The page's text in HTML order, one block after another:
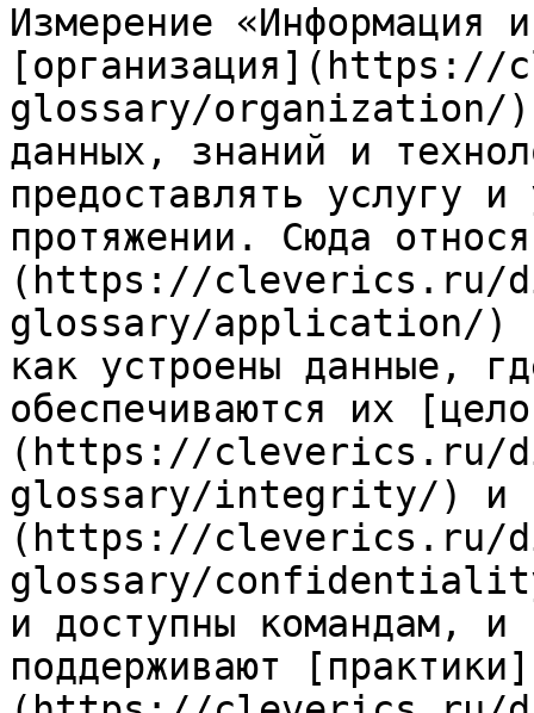
Измерение «Информация
glossary/organization/)
данных, знаний и
предоставлять услугу
протяжении. Сюда
(https://cleverics.ru/
glossary/application/)
как устроены данные,
обеспечиваются их
(https://cleverics.ru/
glossary/integrity/) и
(https://cleverics.ru/
glossary/
и доступны командам, и
поддерживают [практики]